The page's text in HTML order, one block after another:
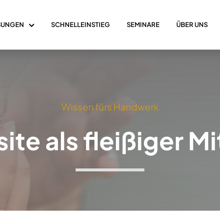
SCHNELLEINSTIEG SEMINARE ÜBER UNS
Wissen fürs Handwerk
als fleißiger